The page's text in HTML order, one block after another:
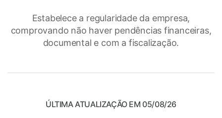
Estabelece a regularidade da empresa,
comprovando não haver pendências financeiras,
documental e com a fiscalização.
ÚLTIMA ATUALIZAÇÃO EM 05/08/26